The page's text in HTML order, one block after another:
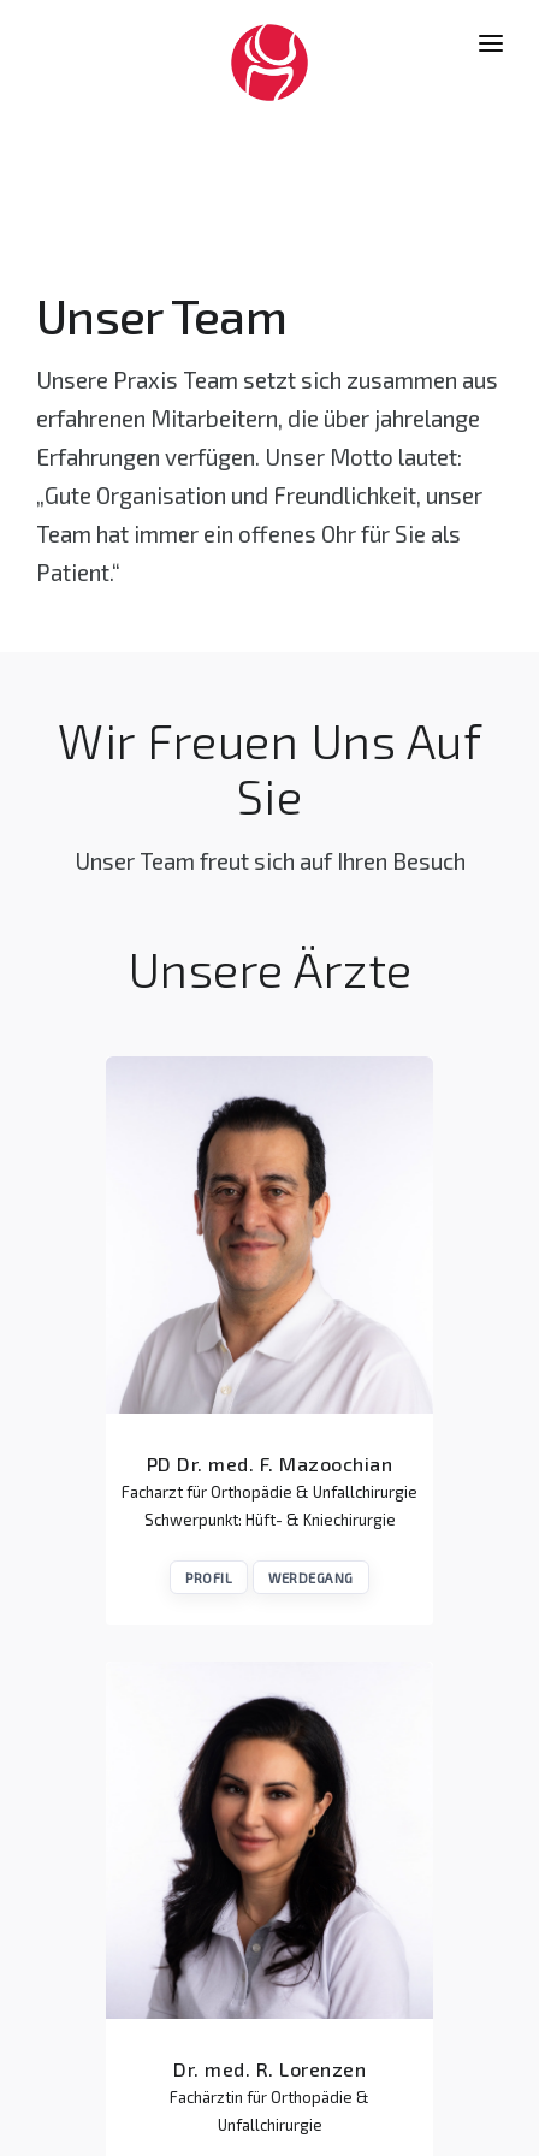
DATENSCHUTZ
IMPRESSUM
ONLINE TERMINVERGABE
Unser Team
Unsere Praxis Team setzt sich zusammen aus
erfahrenen Mitarbeitern, die über jahrelange
Erfahrungen verfügen. Unser Motto lautet:
„Gute Organisation und Freundlichkeit, unser
Team hat immer ein offenes Ohr für Sie als
Patient.“
Wir Freuen Uns Auf
Sie
Unser Team freut sich auf Ihren Besuch
Unsere Ärzte
PD Dr. med. F. Mazoochian
Facharzt für Orthopädie & Unfallchirurgie
Schwerpunkt: Hüft- & Kniechirurgie
PROFIL WERDEGANG
Dr. med. R. Lorenzen
Fachärztin für Orthopädie &
Unfallchirurgie